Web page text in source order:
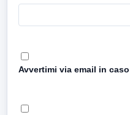
Avvertimi via email in